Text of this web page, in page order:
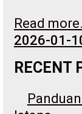
Read
2026-01-
RECENT